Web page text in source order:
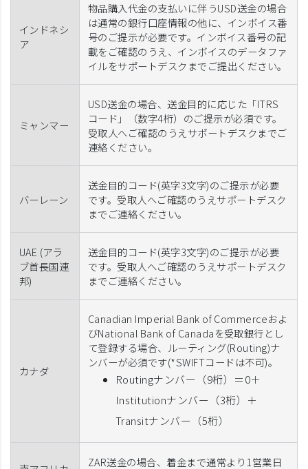
インドネシ
ア
物品購入代金の支払いに伴うUSD送金の場合
は通常の銀行口座情報の他に、インボイス番
号のご提示が必要です。インボイス番号の記
載をご確認のうえ、インボイスのデータファ
イルをサポートデスクまでご提出ください。
ミャンマー
USD送金の場合、送金目的に応じた「ITRS
コード」（数字4桁）のご提示が必須です。
受取人へご確認のうえサポートデスクまでご
連絡ください。
バーレーン
送金目的コード(英字3文字)のご提示が必要
です。受取人へご確認のうえサポートデスク
までご連絡ください。
UAE (アラ
ブ首長国連
邦)
送金目的コード(英字3文字)のご提示が必要
です。受取人へご確認のうえサポートデスク
までご連絡ください。
カナダ
Canadian Imperial Bank of Commerceおよ
びNational Bank of Canadaを受取銀行とし
て登録する場合、ルーティング(Routing)ナ
ンバーが必須です(*SWIFTコードは不可)。
Routingナンバー（9桁）＝0＋
Institutionナンバー（3桁）＋
Transitナンバー（5桁）
ZAR送金の場合、着金まで通常より1営業日